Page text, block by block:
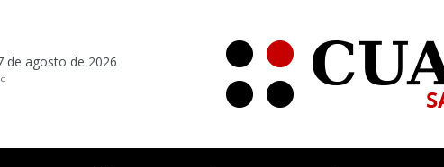
de agosto de 2026
C